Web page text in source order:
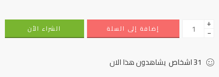
+
− إضافة إلى السلة الشراء الأن
31اشخاص يشاهدون هذا الان